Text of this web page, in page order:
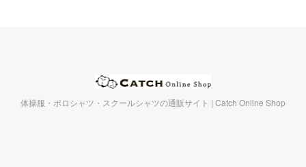
体操服・ポロシャツ・スクールシャツの通販サイト | Catch Online Shop